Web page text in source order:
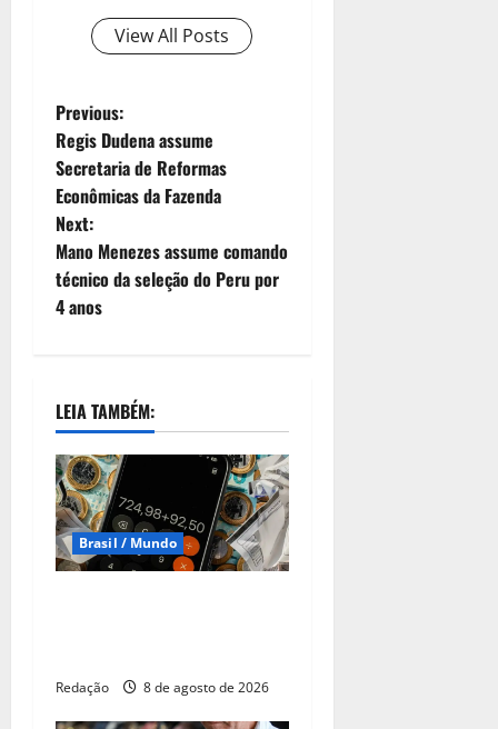
View All Posts
Previous:
Regis Dudena assume
Secretaria de Reformas
Econômicas da Fazenda
Next:
Mano Menezes assume comando
técnico da seleção do Peru por
4 anos
LEIA TAMBÉM:
Brasil / Mundo
Redação 8 de agosto de 2026